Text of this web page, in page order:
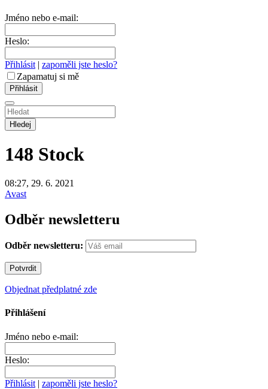
Jméno nebo e-mail:
Heslo:
Přihlásit | zapoměli jste heslo?
Zapamatuj si mě
Hledej
148 Stock
08:27, 29. 6. 2021
Avast
Odběr newsletteru
Odběr newsletteru:
Objednat předplatné zde
Přihlášení
Jméno nebo e-mail:
Heslo:
Přihlásit | zapoměli jste heslo?